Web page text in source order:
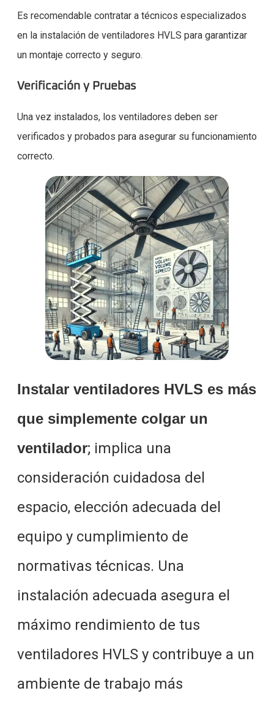
Es recomendable contratar a técnicos especializados
en la instalación de ventiladores HVLS para garantizar
un montaje correcto y seguro.
Verificación y Pruebas
Una vez instalados, los ventiladores deben ser
verificados y probados para asegurar su funcionamiento
correcto.
Instalar ventiladores HVLS es más
que simplemente colgar un
ventilador; implica una
consideración cuidadosa del
espacio, elección adecuada del
equipo y cumplimiento de
normativas técnicas. Una
instalación adecuada asegura el
máximo rendimiento de tus
ventiladores HVLS y contribuye a un
ambiente de trabajo más